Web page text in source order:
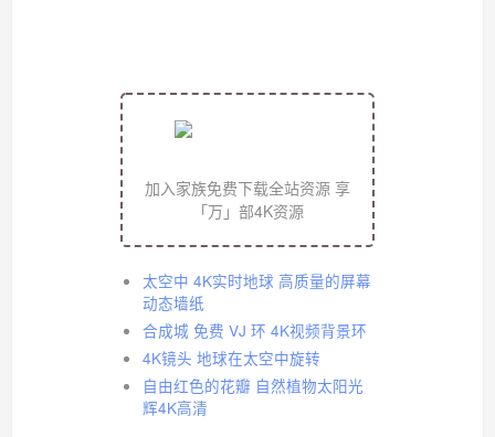
加入家族免费下载全站资源 享
「万」部4K资源
太空中 4K实时地球 高质量的屏幕
动态墙纸
合成城 免费 VJ 环 4K视频背景环
4K镜头 地球在太空中旋转
自由红色的花瓣 自然植物太阳光
辉4K高清